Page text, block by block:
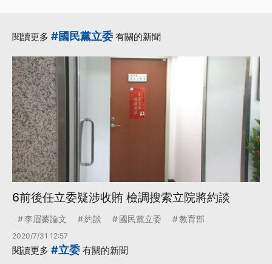
閱讀更多 #國民黨立委 有關的新聞
6前後任立委疑涉收賄 檢調搜索立院將約談
李眉蓁論文 約談 國民黨立委 教育部
2020/7/31 12:57
閱讀更多 #立委 有關的新聞